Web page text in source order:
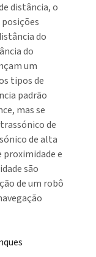
distância, o
do
do
um
tipos de
padrão
mas se
de
de alta
proximidade e
são
de um robô